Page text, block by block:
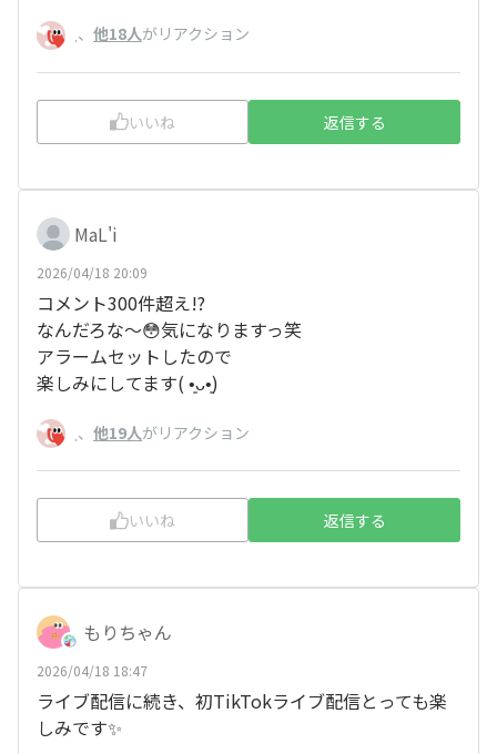
.、 他18人がリアクション
いいね 返信する
MaL'i
2026/04/18 20:09
コメント300件超え!?
なんだろな〜😳気になりますっ笑
アラームセットしたので
楽しみにしてます(⁠⁠ ⁠•͈⁠ᴗ⁠•͈⁠)
.、 他19人がリアクション
いいね 返信する
もりちゃん
2026/04/18 18:47
ライブ配信に続き、初TikTokライブ配信とっても楽
しみです✨